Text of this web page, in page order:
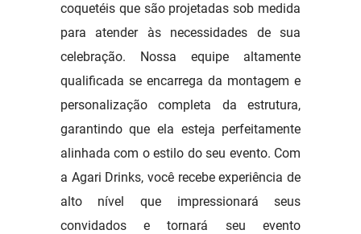
coquetéis que são projetadas sob medida
para atender às necessidades de sua
celebração. Nossa equipe altamente
qualificada se encarrega da montagem e
personalização completa da estrutura,
garantindo que ela esteja perfeitamente
alinhada com o estilo do seu evento. Com
a Agari Drinks, você recebe experiência de
alto nível que impressionará seus
convidados e tornará seu evento